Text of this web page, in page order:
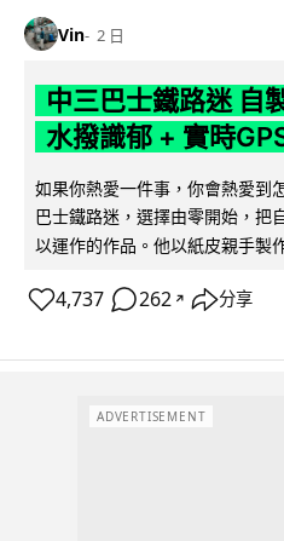
Vin 2 日
中三巴士鐵路迷 自
水撥識郁 + 實時
如果你熱愛一件事，你會熱愛到
巴士鐵路迷，選擇由零開始，把
以運作的作品。他以紙皮親手製
4,737 262 ↗ 分享
ADVERTISEMENT